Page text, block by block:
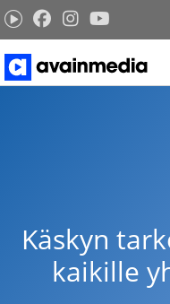
Siirry
sisältöön
Käskyn
kaikille